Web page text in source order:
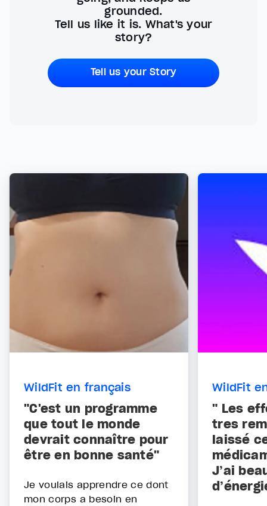
grounded.
Tell us like it is. What's your
story?
Tell us your Story
WildFit en français
"C'est un programme
que tout le monde
devrait connaître pour
être en bonne santé"
Je voulais apprendre ce dont
mon corps a besoin en
WildFit
" Les
très
laissé
J’ai